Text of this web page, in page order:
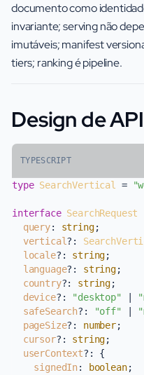
documento como
invariante; serving não
imutáveis; manifest
tiers; ranking é pipeline.
Design de API
TYPESCRIPT
type SearchVertical =
interface SearchRequest
query: string;
vertical?:
locale?: string;
language?: string;
country?: string;
device?: "desktop"
safeSearch?: "off"
pageSize?: number;
cursor?: string;
userContext?: {
signedIn: boolean;